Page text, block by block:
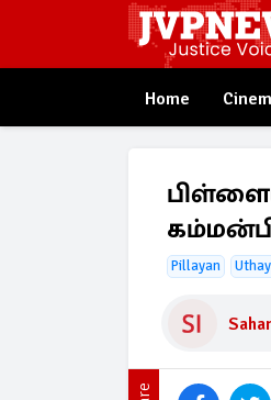
Home
Pillayan